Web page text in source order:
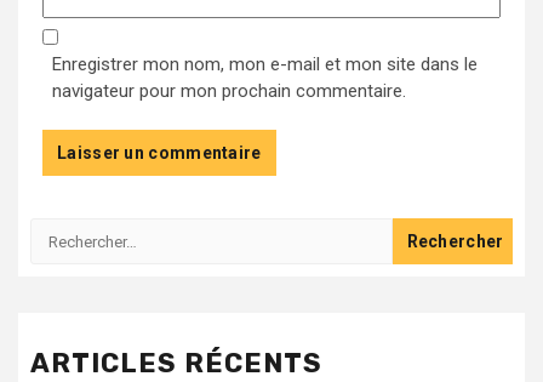
Enregistrer mon nom, mon e-mail et mon site dans le
navigateur pour mon prochain commentaire.
Rechercher :
ARTICLES RÉCENTS